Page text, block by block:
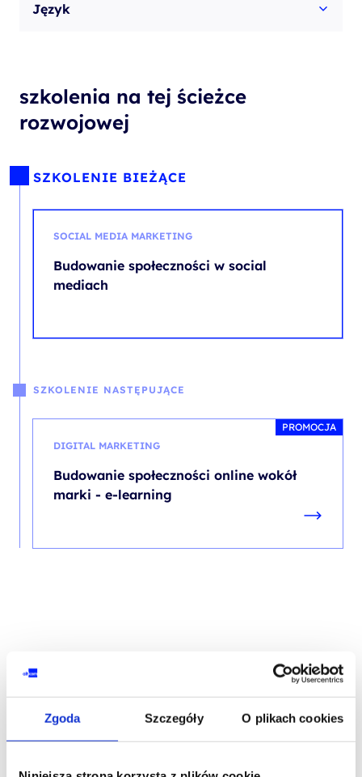
Zgoda Szczegóły O plikach cookies
Język
szkolenia na tej ścieżce
rozwojowej
SZKOLENIE BIEŻĄCE
SOCIAL MEDIA MARKETING
Budowanie społeczności w social
mediach
SZKOLENIE NASTĘPUJĄCE
PROMOCJA
DIGITAL MARKETING
Budowanie społeczności online wokół
marki - e-learning
Skontaktuj się z naszym doradcą
IMIĘ I NAZWISKO*